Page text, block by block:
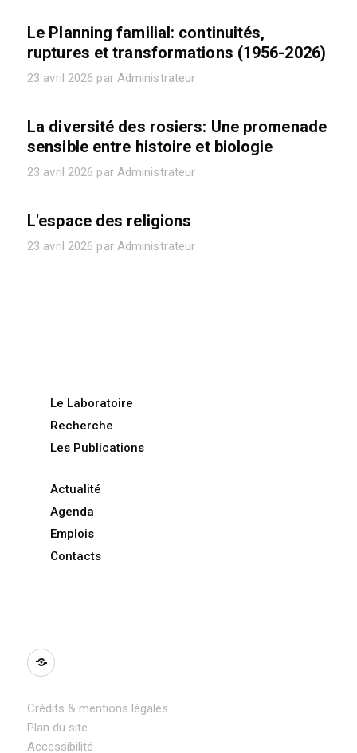
Le Planning familial: continuités,
ruptures et transformations (1956-2026)
23 avril 2026 par Administrateur
La diversité des rosiers: Une promenade
sensible entre histoire et biologie
23 avril 2026 par Administrateur
L'espace des religions
23 avril 2026 par Administrateur
Le Laboratoire
Recherche
Les Publications
Actualité
Agenda
Emplois
Contacts
BlueSky
Crédits & mentions légales
Plan du site
Accessibilité